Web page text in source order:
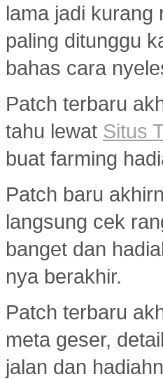
lama jadi kurang
paling ditunggu
bahas cara
Patch terbaru
tahu lewat Situs
buat farming
Patch baru
langsung cek
banget dan
nya berakhir.
Patch terbaru
meta geser,
jalan dan